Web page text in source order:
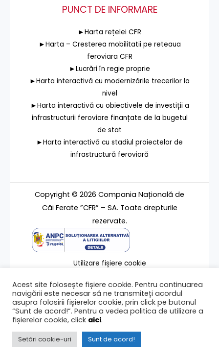
PUNCT DE INFORMARE
►Harta rețelei CFR
►Harta – Cresterea mobilitatii pe reteaua
feroviara CFR
►Lucrări în regie proprie
►Harta interactivă cu modernizările trecerilor la
nivel
►Harta interactivă cu obiectivele de investiții a
infrastructurii feroviare finanțate de la bugetul
de stat
►Harta interactivă cu stadiul proiectelor de
infrastructură feroviară
Copyright © 2026 Compania Națională de
Căi Ferate ”CFR” – SA. Toate drepturile
rezervate.
Utilizare fișiere cookie
Contact
Ultima modificare a paginii 05/03/2023
Acest site folosește fișiere cookie. Pentru continuarea
navigării este necesar să ne transmiteți acordul
asupra folosirii fișierelor cookie, prin click pe butonul
“Sunt de acord!”. Pentru a vedea politica de utilizare a
fișierelor cookie, click aici.
Setări cookie-uri Sunt de acord!